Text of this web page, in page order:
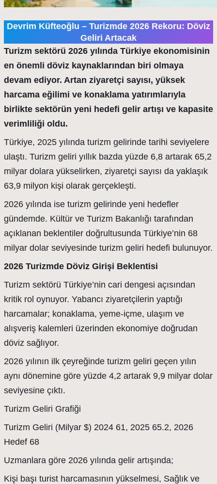
Devrim Küfteoğlu – Turizmde 2026 Rekoru: Döviz
Geliri Artacak
Turizm sektörü 2026 yılında Türkiye ekonomisinin
en önemli döviz kaynaklarından biri olmaya
devam ediyor. Artan ziyaretçi sayısı, yüksek
harcama eğilimi ve konaklama yatırımlarıyla
birlikte sektörün yeni hedefi gelir artışı ve kapasite
verimliliği oldu.
Türkiye, 2025 yılında turizm gelirinde tarihi seviyelere
ulaştı. Turizm geliri yıllık bazda yüzde 6,8 artarak 65,2
milyar dolara yükselirken, ziyaretçi sayısı da yaklaşık
63,9 milyon kişi olarak gerçekleşti.
2026 yılında ise turizm gelirinde yeni hedefler
gündemde. Kültür ve Turizm Bakanlığı tarafından
açıklanan beklentiler doğrultusunda Türkiye’nin 68
milyar dolar seviyesinde turizm geliri hedefi bulunuyor.
2026 Turizmde Döviz Girişi Beklentisi
Turizm sektörü Türkiye’nin cari dengesi açısından
kritik rol oynuyor. Yabancı ziyaretçilerin yaptığı
harcamalar; konaklama, yeme-içme, ulaşım ve
alışveriş kalemleri üzerinden ekonomiye doğrudan
döviz sağlıyor.
2026 yılının ilk çeyreğinde turizm geliri geçen yılın
aynı dönemine göre yüzde 4,2 artarak 9,9 milyar dolar
seviyesine çıktı.
Turizm Geliri Grafiği
Turizm Geliri (Milyar $) 2024 61, 2025 65.2, 2026
Hedef 68
Uzmanlara göre 2026 yılında gelir artışında;
Kişi başı turist harcamasının yükselmesi, Sağlık ve